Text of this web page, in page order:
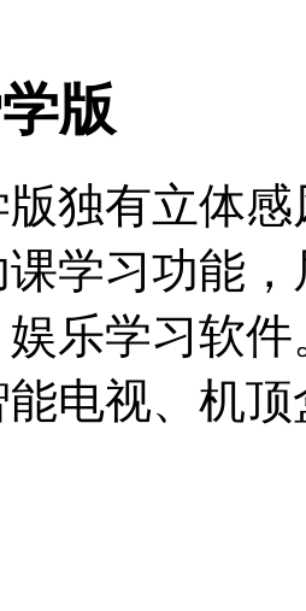
版
独有立体
课学习功能
乐学习软
电视、机